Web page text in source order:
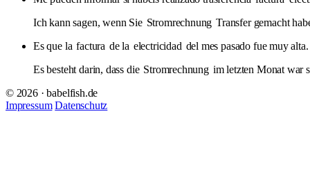
Ich kann sagen, wenn Sie Stromrechnung Transfer gemacht
Es que la factura de la electricidad del mes pasado fue muy alta.
Es besteht darin, dass die Stromrechnung im letzten Monat war
© 2026 · babelfish.de
Impressum Datenschutz